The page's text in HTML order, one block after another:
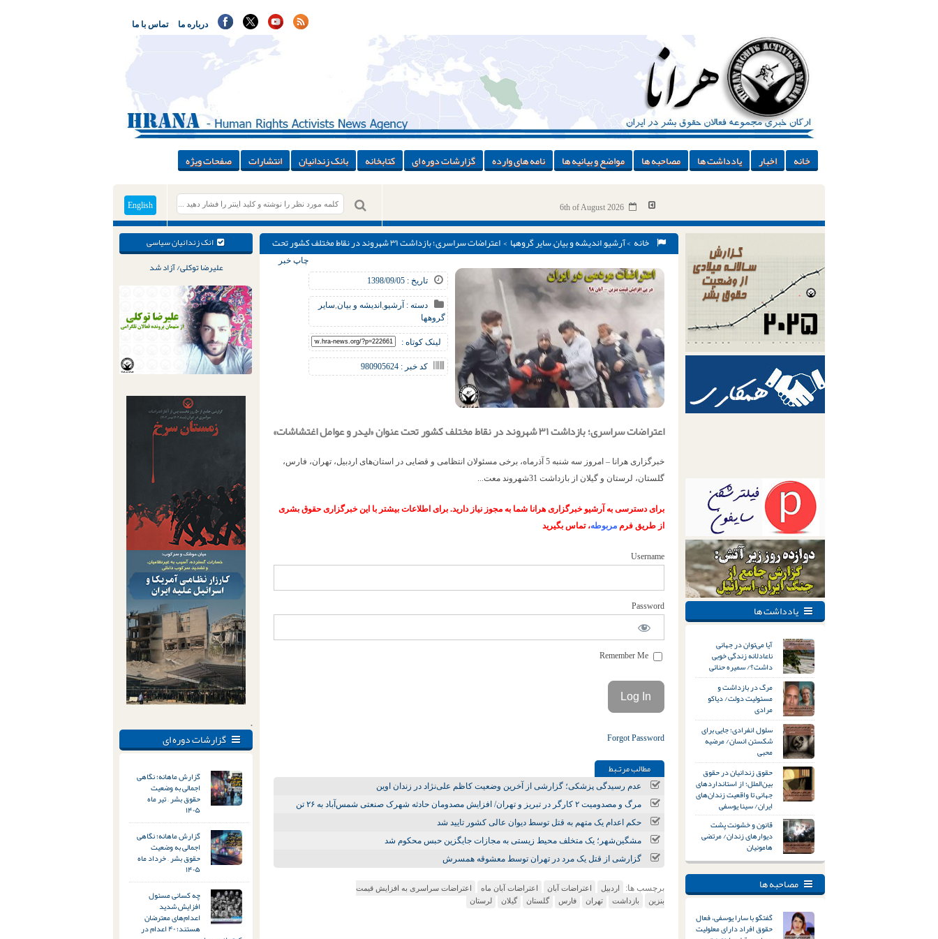
تماس با ما درباره ما
خانه اخبار یادداشت ها مصاحبه ها مواضع و بیانیه ها نامه های وارده گزارشات دوره ای کتابخانه بانک زندانیان انتشارات صفحات ویژه
English 6th of August 2026
انک زندانیان سیاسی
علیرضا توکلی/ آزاد شد
.
گزارشات دوره ای
گزارش ماهانه؛ نگاهی
اجمالی به وضعیت
حقوق بشر – تیر ماه
۱۴۰۵
گزارش ماهانه؛ نگاهی
اجمالی به وضعیت
حقوق بشر – خرداد ماه
۱۴۰۵
چه کسانی مسئول
افزایش شدید
اعدام‌های معترضان
هستند؛ ۴۰ اعدام در
خانه >آرشیو,اندیشه و بیان,سایر گروهها
> اعتراضات سراسری؛ بازداشت ۳۱ شهروند در نقاط مختلف کشور تحت
تاریخ : 1398/09/05
دسته : آرشیو,اندیشه و بیان,سایر
گروهها
لینک کوتاه :
کد خبر : 980905624
چاپ خبر
اعتراضات سراسری؛ بازداشت ۳۱ شهروند در نقاط مختلف کشور تحت عنوان «لیدر و عوامل اغتشاشات»
خبرگزاری هرانا – امروز سه شنبه 5 آذرماه، برخی مسئولان انتظامی و قضایی در استان‌های اردبیل، تهران، فارس،
گلستان، لرستان و گیلان از بازداشت 31شهروند معت...
برای دسترسی به آرشیو خبرگزاری هرانا شما به مجوز نیاز دارید. برای اطلاعات بیشتر با این خبرگزاری حقوق بشری
از طریق فرم مربوطه، تماس بگیرید
Username
Password
Forgot Password
مطالب مرتـبط
عدم رسیدگی پزشکی؛ گزارشی از آخرین وضعیت کاظم علی‌نژاد در زندان اوین
مرگ و مصدومیت ۲ کارگر در تبریز و تهران/ افزایش مصدومان حادثه شهرک صنعتی شمس‌آباد به ۲۶ تن
حکم اعدام یک متهم به قتل توسط دیوان عالی کشور تایید شد
مشگین‌شهر؛ یک متخلف محیط زیستی به مجازات جایگزین حبس محکوم شد
گزارشی از قتل یک مرد در تهران توسط معشوقه همسرش
برچسب ها: اردبیل اعتراضات آبان اعتراضات آبان ماه
اعتراضات سراسری به افزایش قیمت
بنزین
بازداشت تهران فارس گلستان گیلان لرستان
یادداشت ها
آیا می‌توان در جهانی
ناعادلانه زندگی خوبی
داشت؟/ سمیره حنائی
مرگ در بازداشت و
مسئولیت دولت/ دیاکو
مرادی
سلول انفرادی؛ جایی برای
شکستن انسان/ مرضیه
محبی
حقوق زندانیان در حقوق
بین‌الملل؛ از استانداردهای
جهانی تا واقعیت زندان‌های
ایران/ سینا یوسفی
قانون و خشونت پشت
دیوارهای زندان/ مرتضی
هامونیان
مصاحبه ها
گفتگو با سارا یوسفی، فعال
حقوق افراد دارای معلولیت